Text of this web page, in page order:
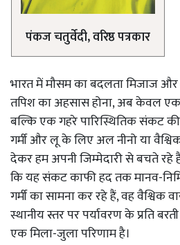
पंकज चतुर्वेदी, वरिष्ठ पत्रकार
भारत में मौसम का बदलता मिजाज
तपिश का अहसास होना, अब केवल एक
बल्कि एक गहरे पारिस्थितिक संकट
गर्मी और लू के लिए अल नीनो या
देकर हम अपनी जिम्मेदारी से बचते रहे
कि यह संकट काफी हद तक मानव-
गर्मी का सामना कर रहे हैं, वह वैश्विक
स्थानीय स्तर पर पर्यावरण के प्रति
एक मिला-जुला परिणाम है।